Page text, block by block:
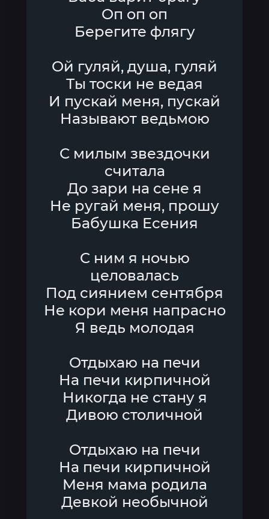
Оп оп оп
Берегите флягу
Ой гуляй, душа, гуляй
Ты тоски не ведая
И пускай меня, пускай
Называют ведьмою
С милым звездочки
считала
До зари на сене я
Не ругай меня, прошу
Бабушка Есения
С ним я ночью
целовалась
Под сиянием сентября
Не кори меня напрасно
Я ведь молодая
Отдыхаю на печи
На печи кирпичной
Никогда не стану я
Дивою столичной
Отдыхаю на печи
На печи кирпичной
Меня мама родила
Девкой необычной